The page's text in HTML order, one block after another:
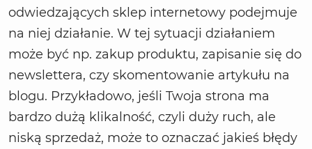
odwiedzających sklep internetowy podejmuje
na niej działanie. W tej sytuacji działaniem
może być np. zakup produktu, zapisanie się do
newslettera, czy skomentowanie artykułu na
blogu. Przykładowo, jeśli Twoja strona ma
bardzo dużą klikalność, czyli duży ruch, ale
niską sprzedaż, może to oznaczać jakieś błędy